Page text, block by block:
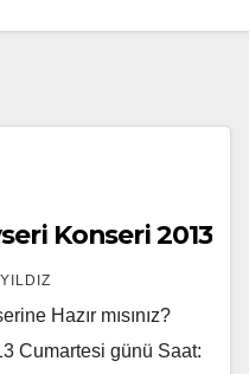
Konseri 2013
Hazır mısınız?
Cumartesi günü Saat: